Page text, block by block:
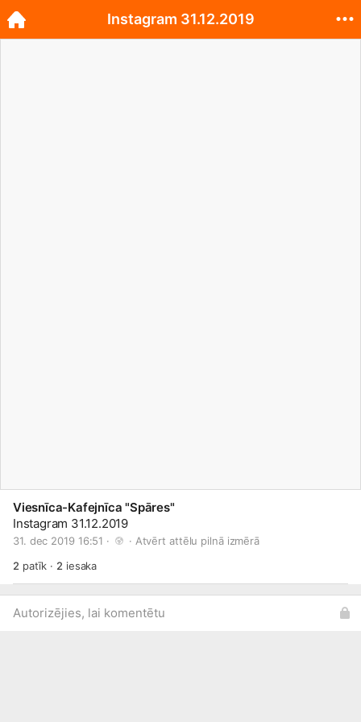
Viesnīca-Kafejnīca "Spāres"
Instagram 31.12.2019
31. dec 2019 16:51 · · Atvērt attēlu pilnā izmērā
2 patīk · 2 iesaka
Autorizējies, lai komentētu
Instagram 31.12.2019